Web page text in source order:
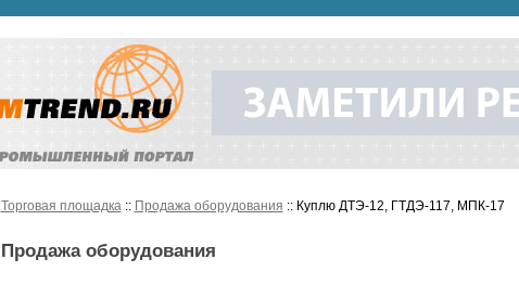
Торговая площадка:: Продажа оборудования :: Куплю ДТЭ-12, ГТДЭ-117, МПК-17
Продажа оборудования